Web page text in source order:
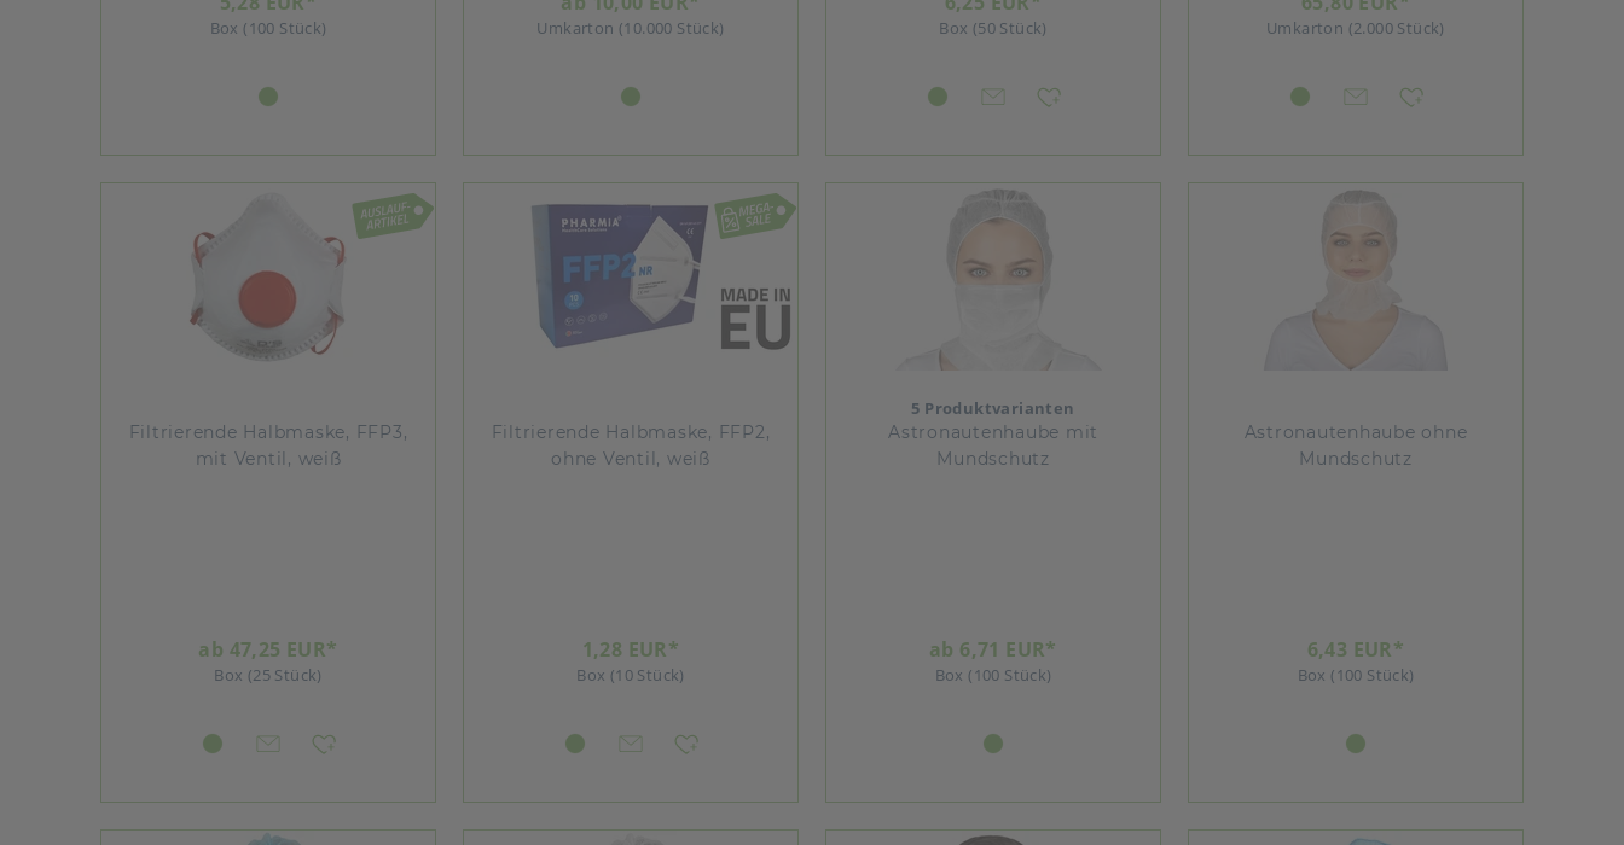
Box (100 Stück) Umkarton (10.000 Stück) Box (50 Stück) Umkarton (2.000 Stück)
Filtrierende Halbmaske, FFP3,
mit Ventil, weiß
ab 47,25 EUR*
Box (25 Stück)
Filtrierende Halbmaske, FFP2,
ohne Ventil, weiß
1,28 EUR*
Box (10 Stück)
5 Produktvarianten
Astronautenhaube mit
Mundschutz
ab 6,71 EUR*
Box (100 Stück)
Astronautenhaube ohne
Mundschutz
6,43 EUR*
Box (100 Stück)